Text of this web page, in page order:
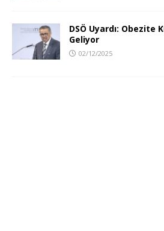
DSÖ Uyardı: Obezite
Geliyor
02/12/2025